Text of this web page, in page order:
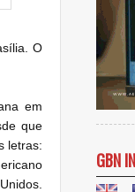
O
em
que
letras:
GBN